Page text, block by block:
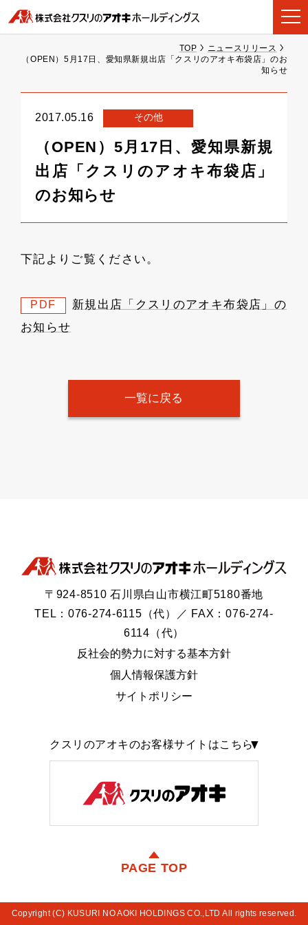
TOP
ニュースリリース
（OPEN）5月17日、愛知県新規出店「クスリのアオキ布袋店」のお
知らせ
2017.05.16 その他
（OPEN）5月17日、愛知県新規
出店「クスリのアオキ布袋店」
のお知らせ
下記よりご覧ください。
PDF
新規出店「クスリのアオキ布袋店」の
お知らせ
一覧に戻る
〒924-8510 石川県白山市横江町5180番地
TEL：076-274-6115（代）／ FAX：076-274-
6114（代）
反社会的勢力に対する基本方針
個人情報保護方針
サイトポリシー
クスリのアオキのお客様サイトはこちら
PAGE TOP
Copyright (C) KUSURI NO AOKI HOLDINGS CO.,LTD All rights reserved.